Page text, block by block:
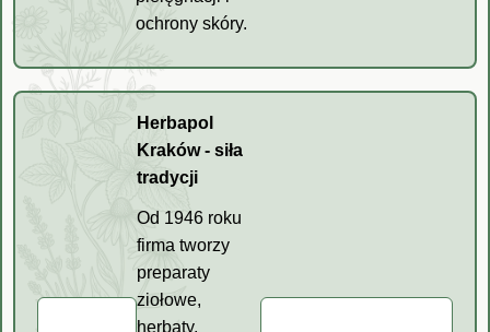
ochrony skóry.
Herbapol
Kraków - siła
tradycji
Od 1946 roku
firma tworzy
preparaty
ziołowe,
herbaty,